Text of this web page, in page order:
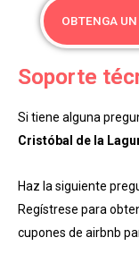
OBTENGA
Soporte
Si tiene alguna
Cristóbal de la
Haz la siguiente
Regístrese para
cupones de airbnb